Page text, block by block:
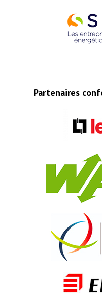
Partenaires